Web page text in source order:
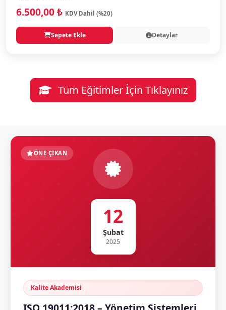
6.500,00 ₺ KDV Dahil (%20)
Sepete Ekle Detaylar
Tüm Eğitimler İçin Tıklayınız
ÖNE ÇIKAN
12
Şubat
2025
Kalite Akademisi